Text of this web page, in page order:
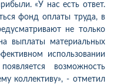
«У нас есть ответ.
фонд оплаты труда, в
не только
выплаты материальных
использовании
возможность
коллективу», - отметил